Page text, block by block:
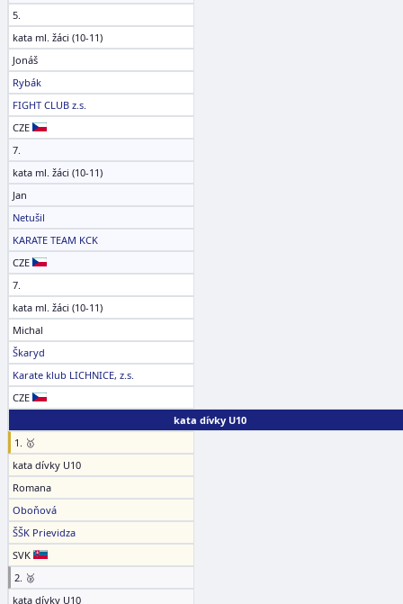
5.
kata ml. žáci (10-11)
Jonáš
Rybák
FIGHT CLUB z.s.
CZE
7.
kata ml. žáci (10-11)
Jan
Netušil
KARATE TEAM KCK
CZE
7.
kata ml. žáci (10-11)
Michal
Škaryd
Karate klub LICHNICE, z.s.
CZE
kata dívky U10
1. 🥇
kata dívky U10
Romana
Oboňová
ŠŠK Prievidza
SVK
2. 🥈
kata dívky U10